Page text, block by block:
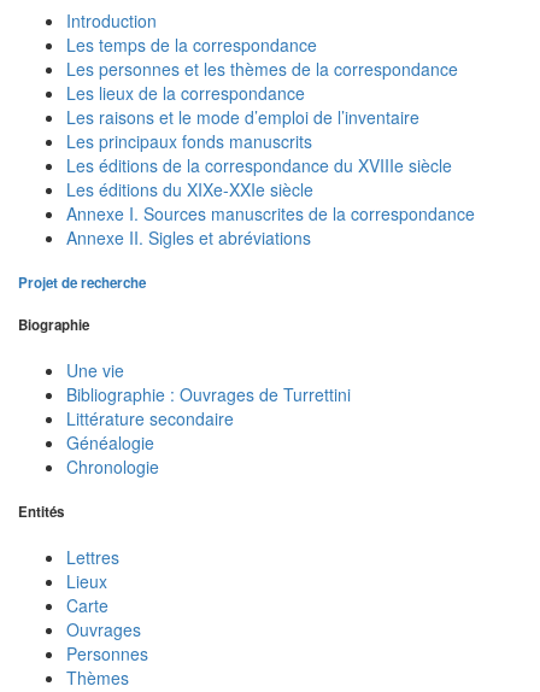
Introduction
Les temps de la correspondance
Les personnes et les thèmes de la correspondance
Les lieux de la correspondance
Les raisons et le mode d’emploi de l’inventaire
Les principaux fonds manuscrits
Les éditions de la correspondance du XVIIIe siècle
Les éditions du XIXe-XXIe siècle
Annexe I. Sources manuscrites de la correspondance
Annexe II. Sigles et abréviations
Projet de recherche
Biographie
Une vie
Bibliographie : Ouvrages de Turrettini
Littérature secondaire
Généalogie
Chronologie
Entités
Lettres
Lieux
Carte
Ouvrages
Personnes
Thèmes